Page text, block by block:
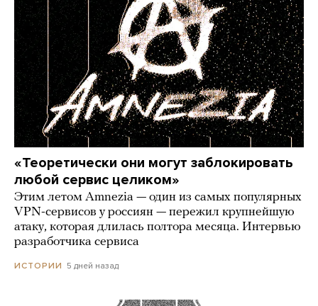
«Теоретически они могут заблокировать
любой сервис целиком»
Этим летом Amnezia — один из самых популярных
VPN-сервисов у россиян — пережил крупнейшую
атаку, которая длилась полтора месяца. Интервью
разработчика сервиса
ИСТОРИИ 5 дней назад